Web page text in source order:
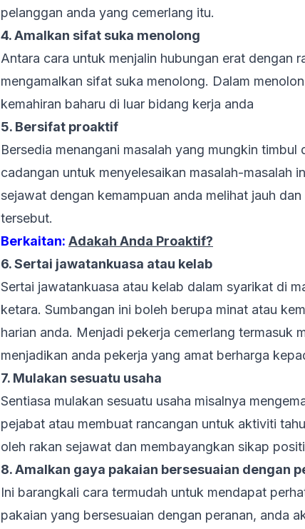
pelanggan anda yang cemerlang itu.
4. Amalkan sifat suka menolong
Antara cara untuk menjalin hubungan erat dengan
mengamalkan sifat suka menolong. Dalam
kemahiran baharu di luar bidang kerja anda
5. Bersifat proaktif
Bersedia menangani masalah yang mungkin
cadangan untuk menyelesaikan masalah-masalah
sejawat dengan kemampuan anda melihat jauh
tersebut.
Berkaitan: Adakah Anda Proaktif?
6. Sertai jawatankuasa atau kelab
Sertai jawatankuasa atau kelab dalam syarikat di
ketara. Sumbangan ini boleh berupa minat atau
harian anda. Menjadi pekerja cemerlang termasuk
menjadikan anda pekerja yang amat berharga
7. Mulakan sesuatu usaha
Sentiasa mulakan sesuatu usaha misalnya
pejabat atau membuat rancangan untuk aktiviti
oleh rakan sejawat dan membayangkan sikap
8. Amalkan gaya pakaian bersesuaian dengan
Ini barangkali cara termudah untuk mendapat
pakaian yang bersesuaian dengan peranan, anda